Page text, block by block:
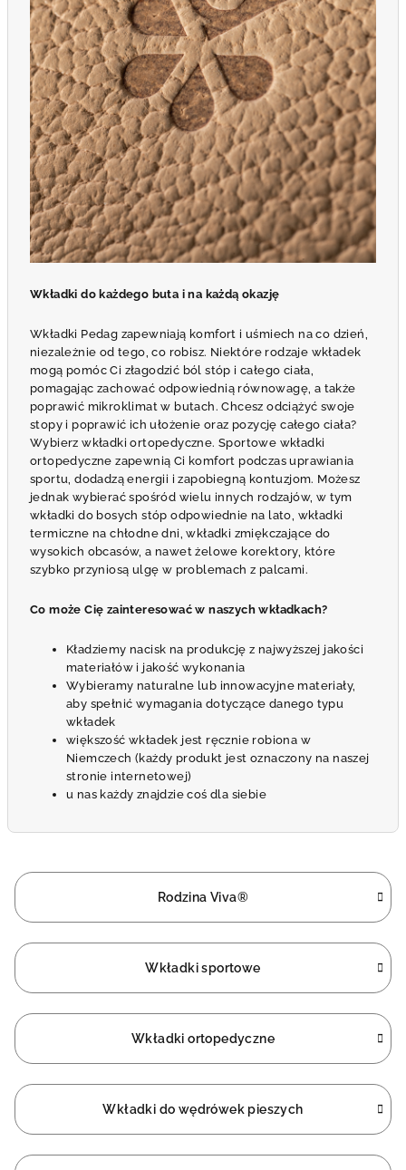
Wkładki do każdego buta i na każdą okazję
Wkładki Pedag zapewniają komfort i uśmiech na co dzień,
niezależnie od tego, co robisz. Niektóre rodzaje wkładek
mogą pomóc Ci złagodzić ból stóp i całego ciała,
pomagając zachować odpowiednią równowagę, a także
poprawić mikroklimat w butach. Chcesz odciążyć swoje
stopy i poprawić ich ułożenie oraz pozycję całego ciała?
Wybierz wkładki ortopedyczne. Sportowe wkładki
ortopedyczne zapewnią Ci komfort podczas uprawiania
sportu, dodadzą energii i zapobiegną kontuzjom. Możesz
jednak wybierać spośród wielu innych rodzajów, w tym
wkładki do bosych stóp odpowiednie na lato, wkładki
termiczne na chłodne dni, wkładki zmiękczające do
wysokich obcasów, a nawet żelowe korektory, które
szybko przyniosą ulgę w problemach z palcami.
Co może Cię zainteresować w naszych wkładkach?
Kładziemy nacisk na produkcję z najwyższej jakości
materiałów i jakość wykonania
Wybieramy naturalne lub innowacyjne materiały,
aby spełnić wymagania dotyczące danego typu
wkładek
większość wkładek jest ręcznie robiona w
Niemczech (każdy produkt jest oznaczony na naszej
stronie internetowej)
u nas każdy znajdzie coś dla siebie
Rodzina Viva®
Wkładki sportowe
Wkładki ortopedyczne
Wkładki do wędrówek pieszych